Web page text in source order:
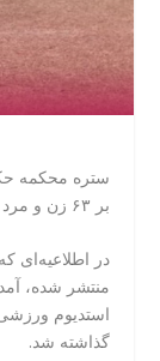
ستره محکمه
بر ۶۳ زن و مرد در ولایت سرپل خوانده، خبر داد.
در اطلاعیه‌ای
استدیوم
گذاشته شد.